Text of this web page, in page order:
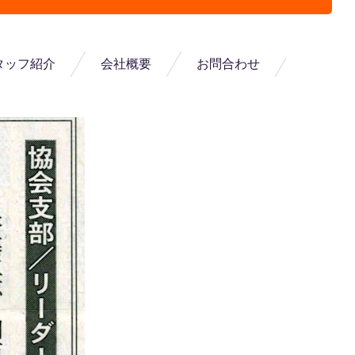
ッフ紹介 会社概要 お問合わせ